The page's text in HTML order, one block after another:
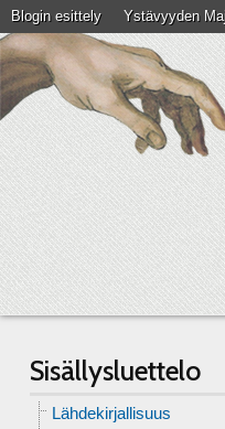
Blogin esittely Ystävyyden
Sisällysluettelo
Lähdekirjallisuus